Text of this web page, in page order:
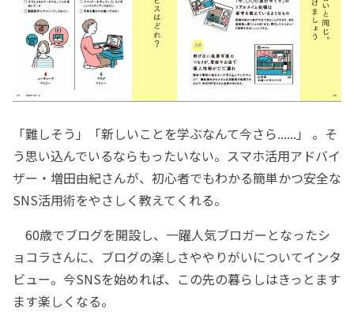
「難しそう」「新しいことを学ぶなんて今さら......」 。そ
う思い込んでいるならもったいない。スマホ活用アドバイ
ザー・増田由紀さんが、初心者でもわかる簡単かつ安全な
SNS活用術をやさしく教えてくれる。
60歳でブログを開設し、一躍人気ブロガーとなったシ
ョコラさんに、ブログの楽しさややりがいについてインタ
ビュー。今SNSを始めれば、この先の暮らしはきっとます
ます楽しくなる。